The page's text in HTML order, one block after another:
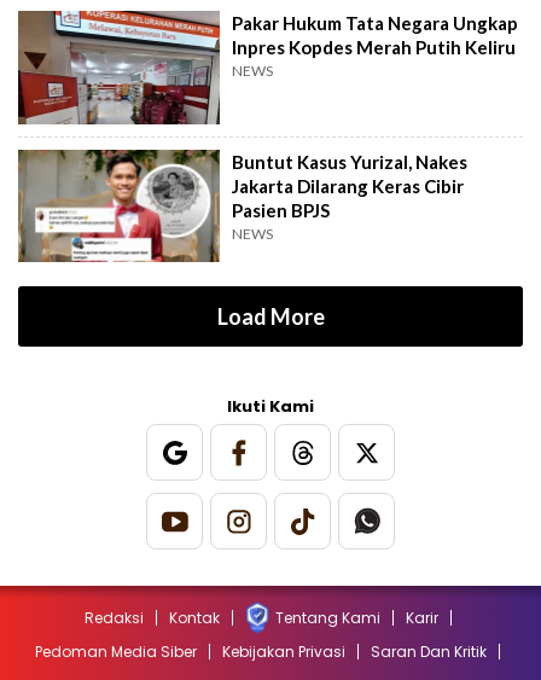
Pakar Hukum Tata Negara Ungkap
Inpres Kopdes Merah Putih Keliru
NEWS
Buntut Kasus Yurizal, Nakes
Jakarta Dilarang Keras Cibir
Pasien BPJS
NEWS
Load More
Ikuti Kami
Redaksi Kontak Tentang Kami
Karir
Pedoman Media Siber
Kebijakan Privasi
Saran Dan Kritik